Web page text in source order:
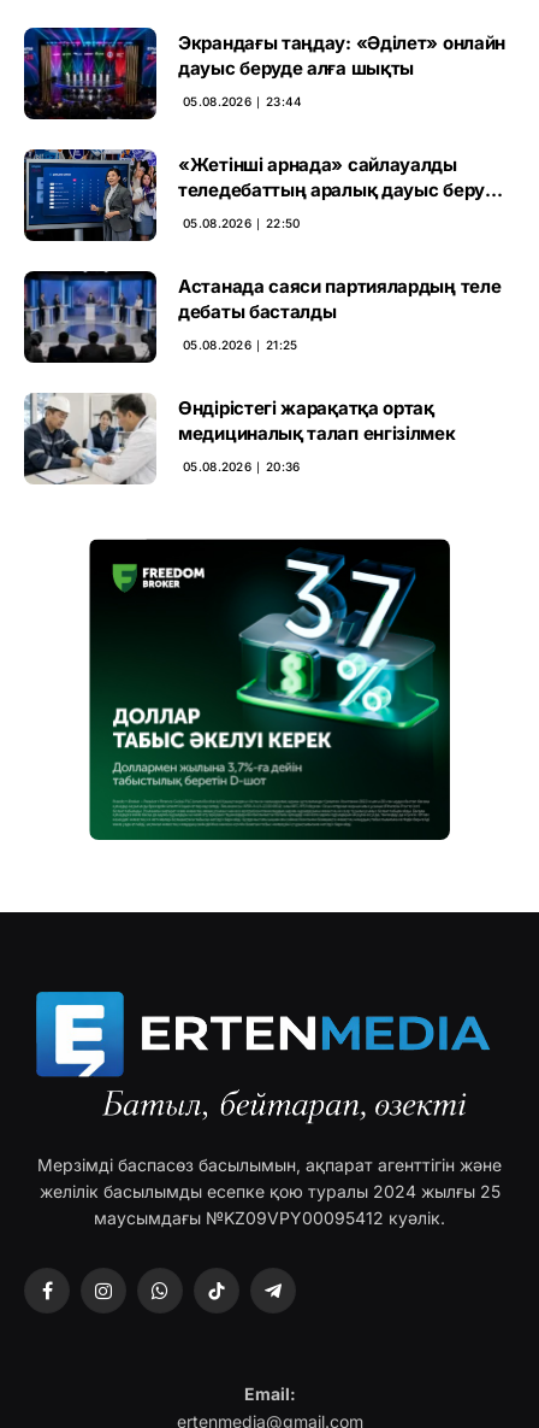
Экрандағы таңдау: «Әділет» онлайн
дауыс беруде алға шықты
05.08.2026 ∣ 23:44
«Жетінші арнада» сайлауалды
теледебаттың аралық дауыс беру
нәтижесі жарияланды
05.08.2026 ∣ 22:50
Астанада саяси партиялардың теле
дебаты басталды
05.08.2026 ∣ 21:25
Өндірістегі жарақатқа ортақ
медициналық талап енгізілмек
05.08.2026 ∣ 20:36
Мерзімді баспасөз басылымын, ақпарат агенттігін және
желілік басылымды есепке қою туралы 2024 жылғы 25
маусымдағы №KZ09VPY00095412 куәлік.
FacebookInstagramWhatsAppTikTok Telegram
Email:
ertenmedia@gmail.com